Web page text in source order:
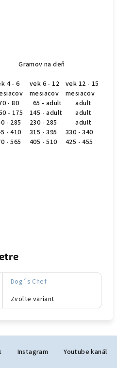
na deň
4 - 6
vek 6 - 12
mesiacov
vek 12 - 15
mesiacov
- 80 65 - adult
adult
- 175 145 - adult
adult
- 285 230 - 285
adult
- 410 315 - 395
330 - 340
- 565 405 - 510 425 - 455
Dog´s Chef
Zvoľte variant
Instagram Youtube kanál